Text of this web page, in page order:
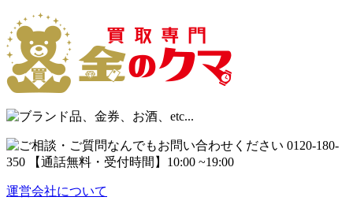
運営会社について